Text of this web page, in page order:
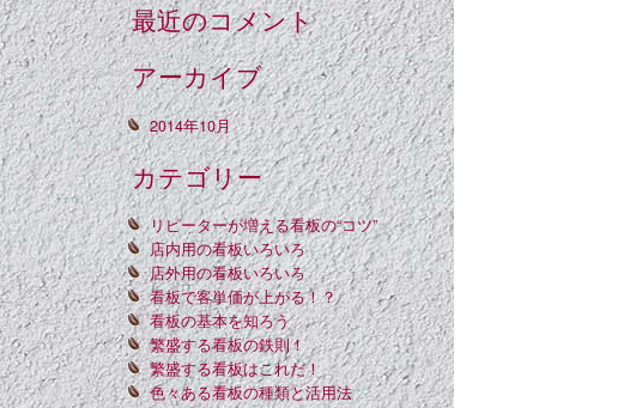
最近のコメント
アーカイブ
2014年10月
カテゴリー
リピーターが増える看板の“コツ”
店内用の看板いろいろ
店外用の看板いろいろ
看板で客単価が上がる！？
看板の基本を知ろう
繁盛する看板の鉄則！
繁盛する看板はこれだ！
色々ある看板の種類と活用法